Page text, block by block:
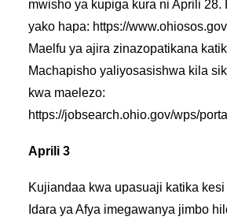
mwisho ya kupiga kura ni Aprili 28.
yako hapa: https://
Maelfu ya ajira zinazopatikana
Machapisho yaliyosasishwa kila
kwa maelezo:
https://jobsearch.ohio.gov/wps/
Aprili 3
Kujiandaa kwa upasuaji katika
Idara ya Afya imegawanya jimbo